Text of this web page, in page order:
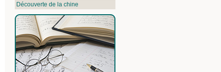
Découverte de la chine